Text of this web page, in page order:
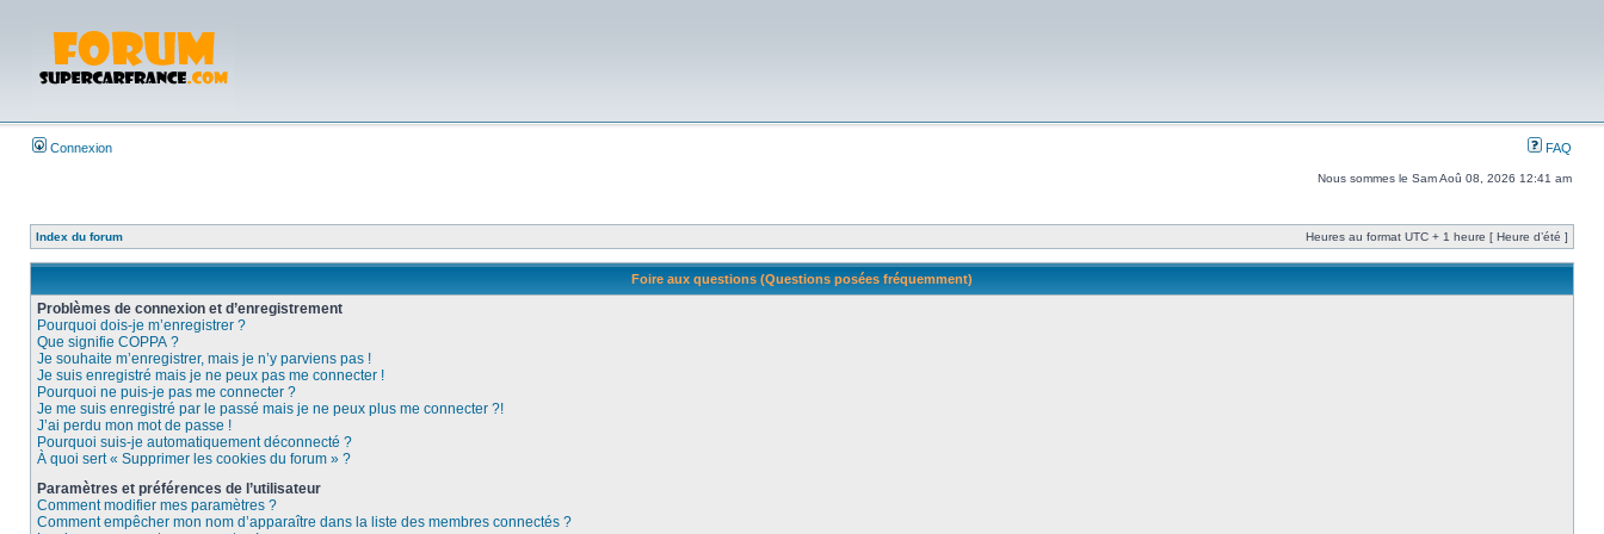
Connexion FAQ
Nous sommes le Sam Aoû 08, 2026 12:41 am
Index du forum Heures au format UTC + 1 heure [ Heure d’été ]
Foire aux questions (Questions posées fréquemment)
Problèmes de connexion et d’enregistrement
Pourquoi dois-je m’enregistrer ?
Que signifie COPPA ?
Je souhaite m’enregistrer, mais je n’y parviens pas !
Je suis enregistré mais je ne peux pas me connecter !
Pourquoi ne puis-je pas me connecter ?
Je me suis enregistré par le passé mais je ne peux plus me connecter ?!
J’ai perdu mon mot de passe !
Pourquoi suis-je automatiquement déconnecté ?
À quoi sert « Supprimer les cookies du forum » ?
Paramètres et préférences de l’utilisateur
Comment modifier mes paramètres ?
Comment empêcher mon nom d’apparaître dans la liste des membres connectés ?